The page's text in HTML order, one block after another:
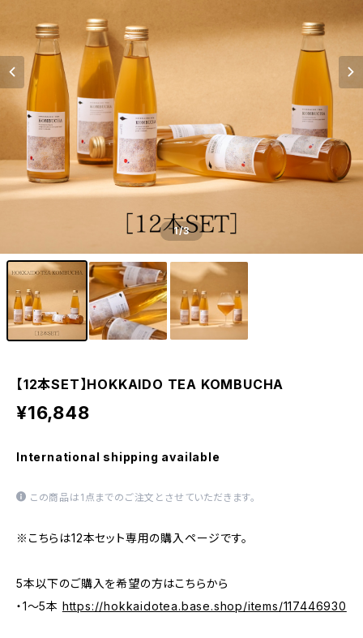
1/3
【12本SET】HOKKAIDO TEA KOMBUCHA
¥16,848
International shipping available
この商品は1点までのご注文とさせていただきます。
※こちらは12本セット専用の購入ページです。
5本以下のご購入を希望の方はこちらから
・1〜5本 https://hokkaidotea.base.shop/items/117446930